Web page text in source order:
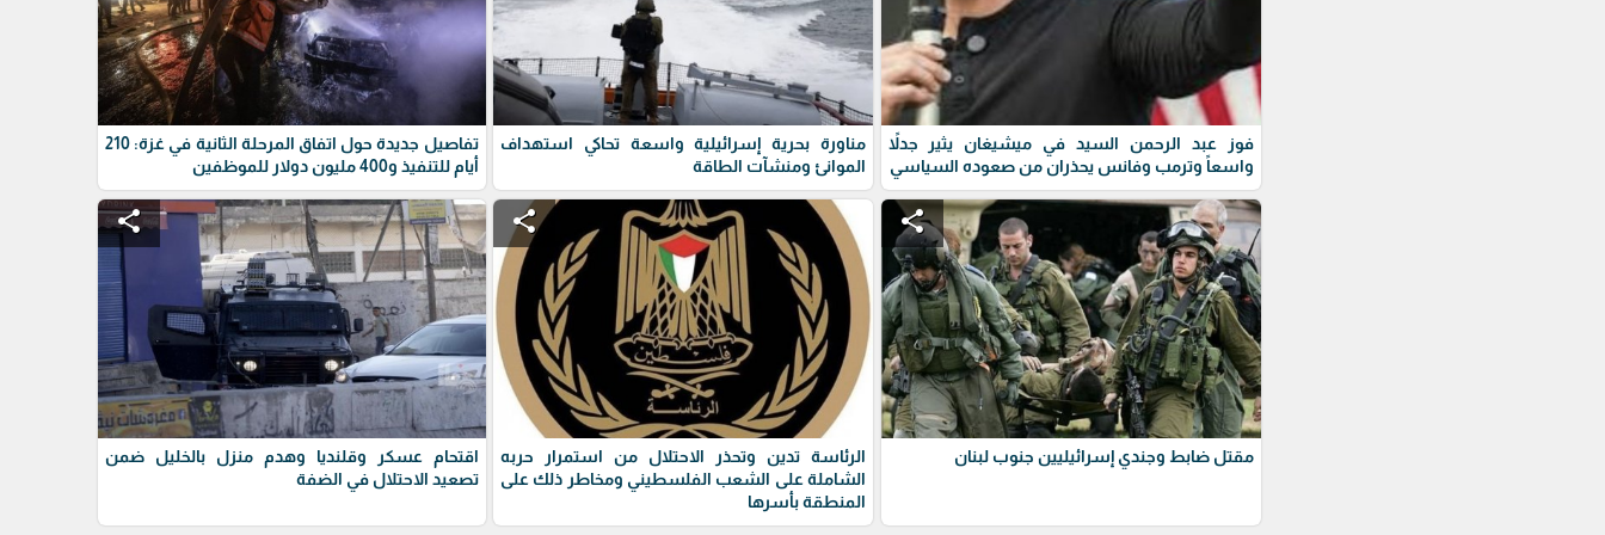
فوز عبد الرحمن السيد في ميشيغان يثير جدلاً
واسعاً وترمب وفانس يحذران من صعوده السياسي
مناورة بحرية إسرائيلية واسعة تحاكي استهداف
الموانئ ومنشآت الطاقة
تفاصيل جديدة حول اتفاق المرحلة الثانية في غزة: 210
أيام للتنفيذ و400 مليون دولار للموظفين
share
مقتل ضابط وجندي إسرائيليين جنوب لبنان
share
الرئاسة تدين وتحذر الاحتلال من استمرار حربه
الشاملة على الشعب الفلسطيني ومخاطر ذلك على
المنطقة بأسرها
share
اقتحام عسكر وقلنديا وهدم منزل بالخليل ضمن
تصعيد الاحتلال في الضفة